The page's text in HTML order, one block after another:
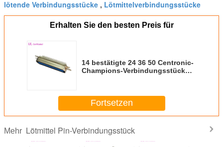
lötende Verbindungsstücke , Lötmittelverbindungsstücke
Erhalten Sie den besten Preis für
14 bestätigte 24 36 50 Centronic-
Champions-Verbindungsstück
Fortsetzen
Mehr Lötmittel Pin-Verbindungsstück